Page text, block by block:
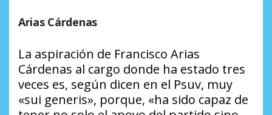
Arias Cárdenas
La aspiración de Francisco Arias
Cárdenas al cargo donde ha estado tres
veces es, según dicen en el Psuv, muy
«sui generis», porque, «ha sido capaz de